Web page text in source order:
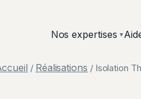
Nos expertises ▼
/ Réalisations / Isolation